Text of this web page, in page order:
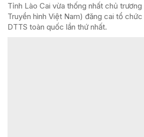
Tỉnh Lào Cai vừa thống nhất chủ
Truyền hình Việt Nam) đăng cai tổ
DTTS toàn quốc lần thứ nhất.